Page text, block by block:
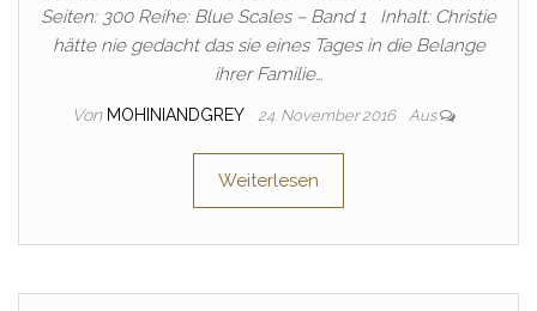
Seiten: 300 Reihe: Blue Scales – Band 1 Inhalt: Christie
hätte nie gedacht das sie eines Tages in die Belange
ihrer Familie…
Von MOHINIANDGREY 24. November 2016 Aus
Weiterlesen